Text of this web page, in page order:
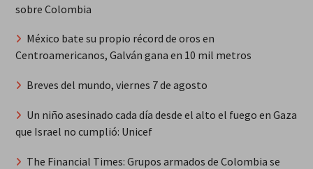
sobre Colombia
México bate su propio récord de oros en
Centroamericanos, Galván gana en 10 mil metros
Breves del mundo, viernes 7 de agosto
Un niño asesinado cada día desde el alto el fuego en Gaza
que Israel no cumplió: Unicef
The Financial Times: Grupos armados de Colombia se